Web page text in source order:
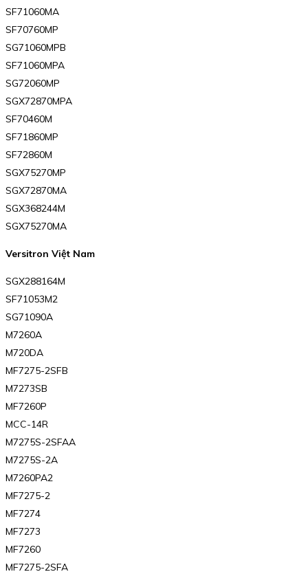
SF71060MA
SF70760MP
SG71060MPB
SF71060MPA
SG72060MP
SGX72870MPA
SF70460M
SF71860MP
SF72860M
SGX75270MP
SGX72870MA
SGX368244M
SGX75270MA
Versitron Việt Nam
SGX288164M
SF71053M2
SG71090A
M7260A
M720DA
MF7275-2SFB
M7273SB
MF7260P
MCC-14R
M7275S-2SFAA
M7275S-2A
M7260PA2
MF7275-2
MF7274
MF7273
MF7260
MF7275-2SFA